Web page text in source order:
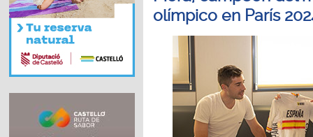
olímpico en París